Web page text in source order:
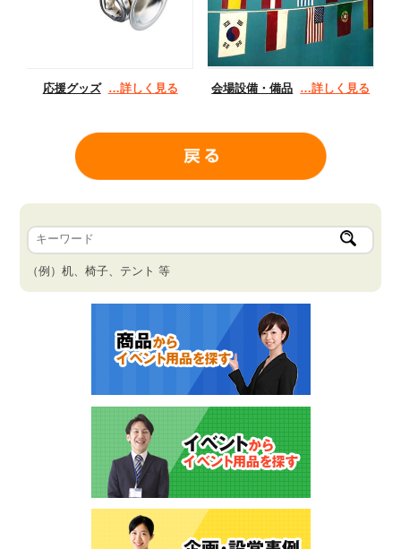
応援グッズ …詳しく見る 会場設備・備品 …詳しく見る
（例）机、椅子、テント 等